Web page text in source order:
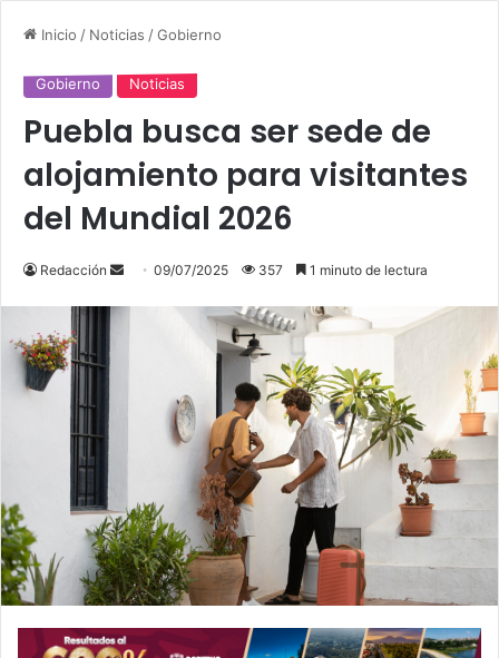
Inicio / Noticias /Gobierno
Gobierno Noticias
Puebla busca ser sede de
alojamiento para visitantes
del Mundial 2026
Redacción
Send09/07/2025 357 1 minuto de lectura